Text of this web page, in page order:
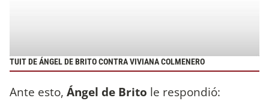
TUIT DE ÁNGEL DE BRITO CONTRA VIVIANA COLMENERO
Ante esto, Ángel de Brito le respondió: